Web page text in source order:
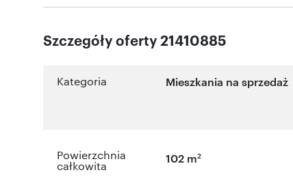
Szczegóły oferty 21410885
Kategoria Mieszkania na sprzedaż
Powierzchnia
całkowita
102 m2